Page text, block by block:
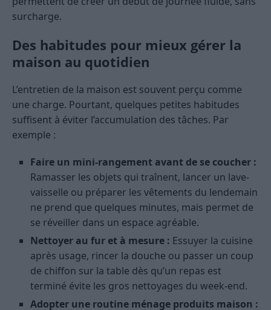
surcharge.
Des habitudes pour mieux gérer la
maison au quotidien
L’entretien de la maison est souvent perçu comme
une charge. Pourtant, quelques petites habitudes
suffisent à éviter l’accumulation des tâches. Par
exemple :
Faire un mini-rangement avant de se coucher :
Ramasser les objets qui traînent, lancer un lave-
vaisselle ou préparer les vêtements du lendemain
ne prend que quelques minutes, mais permet de
se réveiller dans un espace agréable.
Nettoyer au fur et à mesure : Essuyer la cuisine
après usage, rincer la douche ou passer un coup
de chiffon sur la table dès qu’un repas est
terminé évite les gros nettoyages du week-end.
Adopter une routine ménage produits maison :